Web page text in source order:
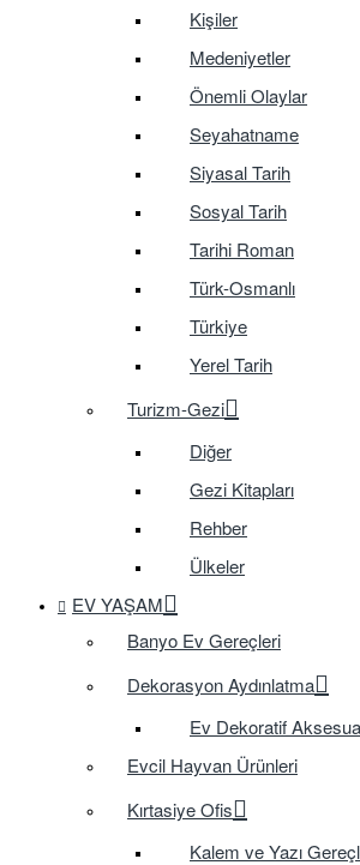
Kişiler
Medeniyetler
Önemli Olaylar
Seyahatname
Siyasal Tarih
Sosyal Tarih
Tarihi Roman
Türk-Osmanlı
Türkiye
Yerel Tarih
Turizm-Gezi
Diğer
Gezi Kitapları
Rehber
Ülkeler
EV YAŞAM
Banyo Ev Gereçleri
Dekorasyon Aydınlatma
Ev Dekoratif
Evcil Hayvan Ürünleri
Kırtasiye Ofis
Kalem ve Yazı